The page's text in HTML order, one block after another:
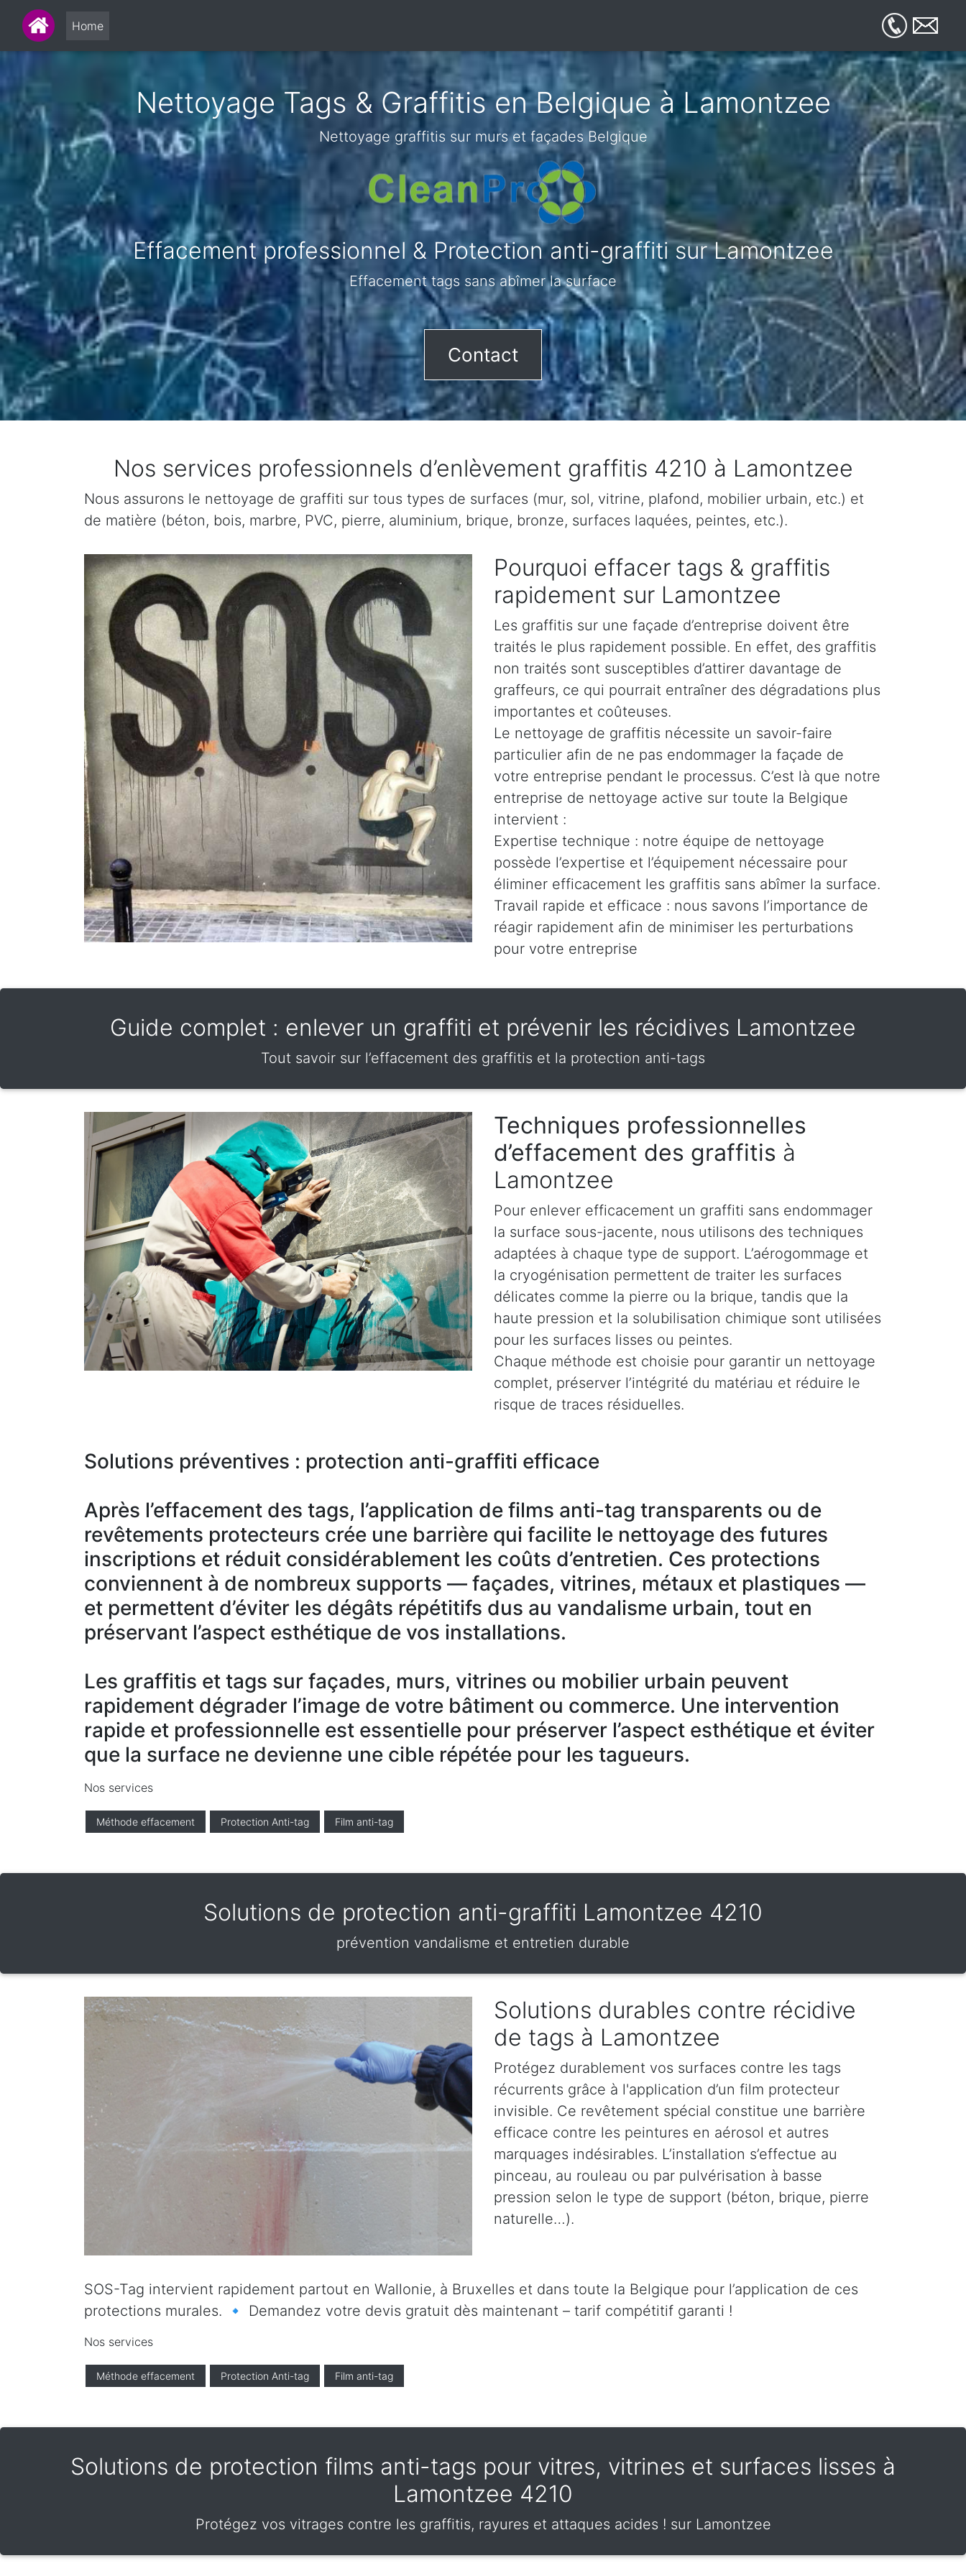
Home
Nettoyage Tags & Graffitis en Belgique à Lamontzee
Nettoyage graffitis sur murs et façades Belgique
Effacement professionnel & Protection anti-graffiti sur Lamontzee
Effacement tags sans abîmer la surface
Contact
Nos services professionnels d’enlèvement graffitis 4210 à Lamontzee
Nous assurons le nettoyage de graffiti sur tous types de surfaces (mur, sol, vitrine, plafond, mobilier urbain, etc.) et
de matière (béton, bois, marbre, PVC, pierre, aluminium, brique, bronze, surfaces laquées, peintes, etc.).
Pourquoi effacer tags & graffitis
rapidement sur Lamontzee
Les graffitis sur une façade d’entreprise doivent être
traités le plus rapidement possible. En effet, des graffitis
non traités sont susceptibles d’attirer davantage de
graffeurs, ce qui pourrait entraîner des dégradations plus
importantes et coûteuses.
Le nettoyage de graffitis nécessite un savoir-faire
particulier afin de ne pas endommager la façade de
votre entreprise pendant le processus. C’est là que notre
entreprise de nettoyage active sur toute la Belgique
intervient :
Expertise technique : notre équipe de nettoyage
possède l’expertise et l’équipement nécessaire pour
éliminer efficacement les graffitis sans abîmer la surface.
Travail rapide et efficace : nous savons l’importance de
réagir rapidement afin de minimiser les perturbations
pour votre entreprise
Guide complet : enlever un graffiti et prévenir les récidives Lamontzee
Tout savoir sur l’effacement des graffitis et la protection anti-tags
Techniques professionnelles
d’effacement des graffitis à
Lamontzee
Pour enlever efficacement un graffiti sans endommager
la surface sous-jacente, nous utilisons des techniques
adaptées à chaque type de support. L’aérogommage et
la cryogénisation permettent de traiter les surfaces
délicates comme la pierre ou la brique, tandis que la
haute pression et la solubilisation chimique sont utilisées
pour les surfaces lisses ou peintes.
Chaque méthode est choisie pour garantir un nettoyage
complet, préserver l’intégrité du matériau et réduire le
risque de traces résiduelles.
Solutions préventives : protection anti-graffiti efficace
Après l’effacement des tags, l’application de films anti-tag transparents ou de
revêtements protecteurs crée une barrière qui facilite le nettoyage des futures
inscriptions et réduit considérablement les coûts d’entretien. Ces protections
conviennent à de nombreux supports — façades, vitrines, métaux et plastiques —
et permettent d’éviter les dégâts répétitifs dus au vandalisme urbain, tout en
préservant l’aspect esthétique de vos installations.
Les graffitis et tags sur façades, murs, vitrines ou mobilier urbain peuvent
rapidement dégrader l’image de votre bâtiment ou commerce. Une intervention
rapide et professionnelle est essentielle pour préserver l’aspect esthétique et éviter
que la surface ne devienne une cible répétée pour les tagueurs.
Nos services
Méthode effacement Protection Anti-tag Film anti-tag
Solutions de protection anti-graffiti Lamontzee 4210
prévention vandalisme et entretien durable
Solutions durables contre récidive
de tags à Lamontzee
Protégez durablement vos surfaces contre les tags
récurrents grâce à l'application d’un film protecteur
invisible. Ce revêtement spécial constitue une barrière
efficace contre les peintures en aérosol et autres
marquages indésirables. L’installation s’effectue au
pinceau, au rouleau ou par pulvérisation à basse
pression selon le type de support (béton, brique, pierre
naturelle…).
SOS-Tag intervient rapidement partout en Wallonie, à Bruxelles et dans toute la Belgique pour l’application de ces
protections murales. 🔹 Demandez votre devis gratuit dès maintenant – tarif compétitif garanti !
Nos services
Méthode effacement Protection Anti-tag Film anti-tag
Solutions de protection films anti-tags pour vitres, vitrines et surfaces lisses à
Lamontzee 4210
Protégez vos vitrages contre les graffitis, rayures et attaques acides ! sur Lamontzee